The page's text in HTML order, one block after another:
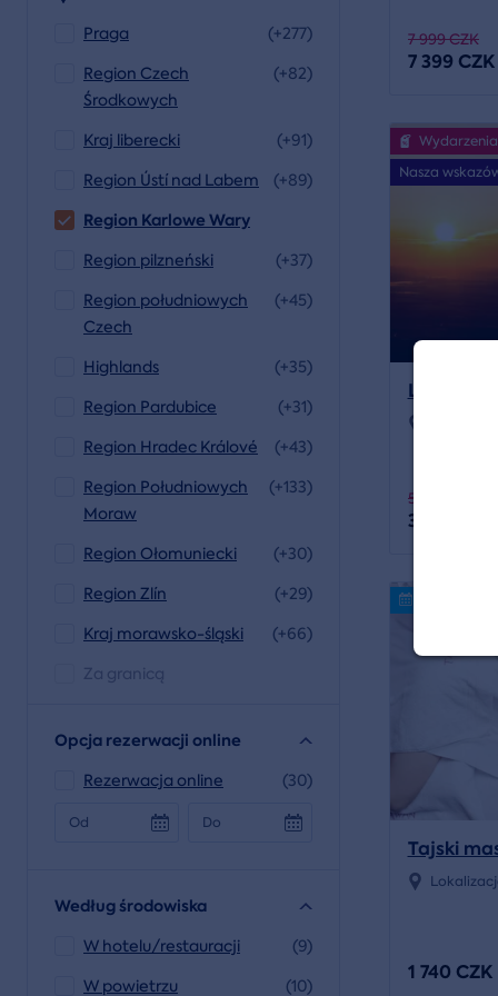
Praga
(+277)
Region Czech
Środkowych
(+82)
Kraj liberecki
(+91)
Region Ústí nad Labem
(+89)
Region Karlowe Wary
Region pilzneński
(+37)
Region południowych
Czech
(+45)
Highlands
(+35)
Region Pardubice
(+31)
Region Hradec Králové
(+43)
Region Południowych
Moraw
(+133)
Region Ołomuniecki
(+30)
Region Zlín
(+29)
Kraj morawsko-śląski
(+66)
Za granicą
Opcja rezerwacji online
Rezerwacja online (30)
Od Do
Według środowiska
W hotelu/restauracji
(9)
W powietrzu
(10)
7 999 CZK
7 399 CZK
Wydarzenia
Nasza
Lot
5 789 CZK
3 989 CZK
Tajski
1 740 CZK